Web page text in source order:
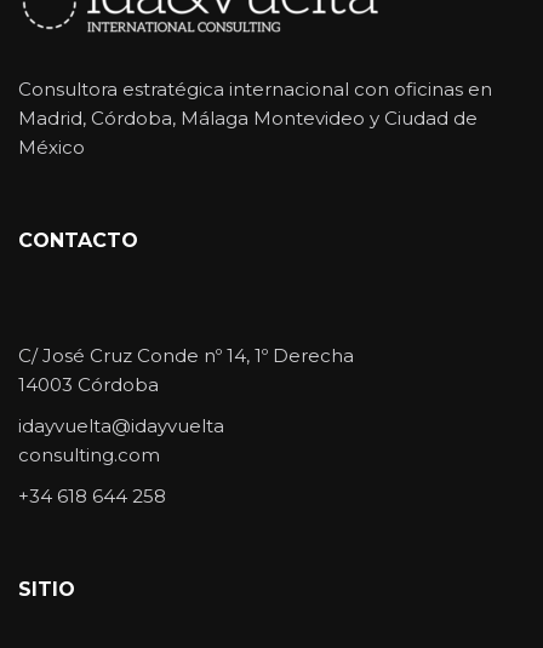
Consultora estratégica internacional con oficinas en
Madrid, Córdoba, Málaga Montevideo y Ciudad de
México
CONTACTO
C/ José Cruz Conde nº 14, 1º Derecha
14003 Córdoba
idayvuelta@idayvuelta
consulting.com
+34 618 644 258
SITIO